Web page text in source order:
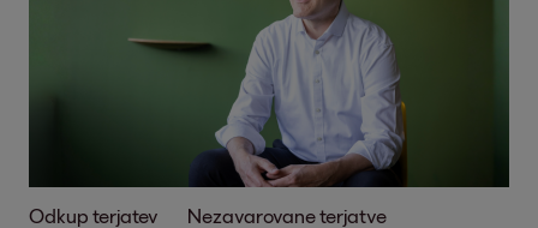
Odkup terjatev Nezavarovane terjatve